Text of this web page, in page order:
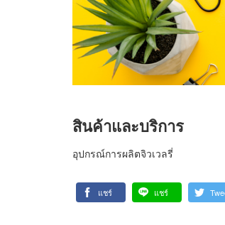
สินค้าและบริการ
อุปกรณ์การผลิตจิวเวลรี่
แชร์ แชร์